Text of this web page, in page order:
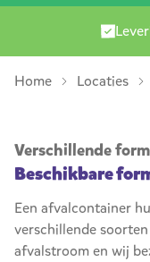
Home Locaties
Verschillende
Beschikbare
Een afvalcontainer
verschillende
afvalstroom en wij